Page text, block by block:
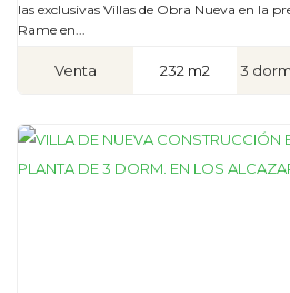
las exclusivas Villas de Obra Nueva en la
Rame en...
Venta 232 m2 3